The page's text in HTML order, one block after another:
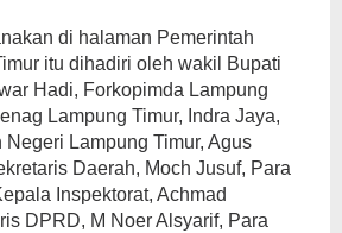
di halaman Pemerintah
itu dihadiri oleh wakil Bupati
Hadi, Forkopimda Lampung
Lampung Timur, Indra Jaya,
Lampung Timur, Agus
Daerah, Moch Jusuf, Para
Inspektorat, Achmad
DPRD, M Noer Alsyarif, Para